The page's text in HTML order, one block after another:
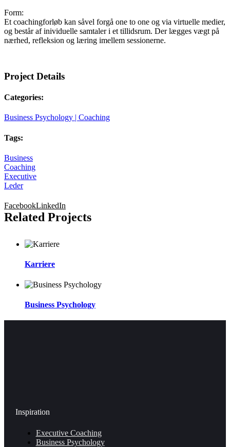
Form:
Et coachingforløb kan såvel forgå one to one og via virtuelle medier,
og består af inividuelle samtaler i et tillidsrum. Der lægges vægt på
nærhed, refleksion og læring imellem sessionerne.
Project Details
Categories:
Business Psychology | Coaching
Tags:
Business
Coaching
Executive
Leder
FacebookLinkedIn
Related Projects
Karriere
Business Psychology
Inspiration
Executive Coaching
Business Psychology